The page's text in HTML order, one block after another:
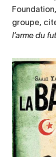
groupe,
l’arme du